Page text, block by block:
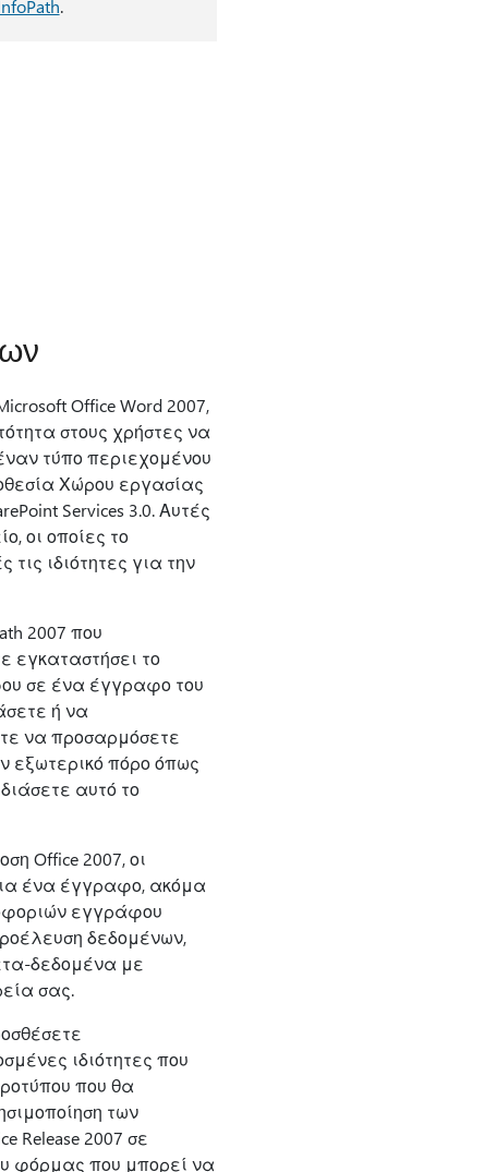
.
Office Word 2007,
στους χρήστες να
τύπο περιεχομένου
Χώρου εργασίας
Services 3.0. Αυτές
οι οποίες το
ιδιότητες για την
2007 που
εγκαταστήσει το
σε ένα έγγραφο του
ή να
να προσαρμόσετε
πόρο όπως
αυτό το
Office 2007, οι
ένα έγγραφο, ακόμα
εγγράφου
δεδομένων,
δεδομένα με
σας.
ιδιότητες που
που θα
των
Release 2007 σε
φόρμας που μπορεί να